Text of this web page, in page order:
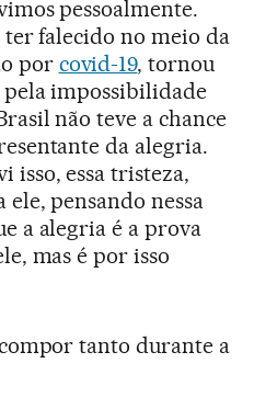
pessoalmente.
falecido no meio da
por covid-19, tornou
impossibilidade
não teve a chance
da alegria.
isso, essa tristeza,
pensando nessa
a alegria é a prova
mas é por isso
tanto durante a